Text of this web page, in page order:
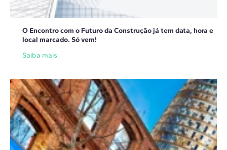
O Encontro com o Futuro da Construção já tem data, hora e
local marcado. Só vem!
Saiba mais